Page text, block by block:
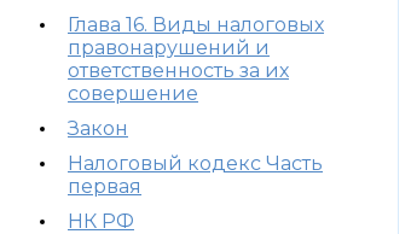
Глава 16. Виды налоговых
правонарушений и
ответственность за их
совершение
Закон
Налоговый кодекс Часть
первая
НК РФ